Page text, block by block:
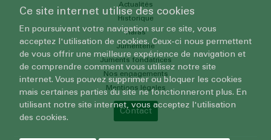
Actualités
Historique
Haras
Jumenterie
Juments fondatrices
Nos engagements
Mentions légales
Contact
Ce site internet utilise des cookies
En poursuivant votre navigation sur ce site, vous
acceptez l'utilisation de cookies. Ceux-ci nous permettent
de vous offrir une meilleure expérience de navigation et
de comprendre comment vous utilisez notre site
internet. Vous pouvez supprimer ou bloquer les cookies
mais certaines parties du site ne fonctionneront plus. En
utilisant notre site internet, vous acceptez l'utilisation
des cookies.